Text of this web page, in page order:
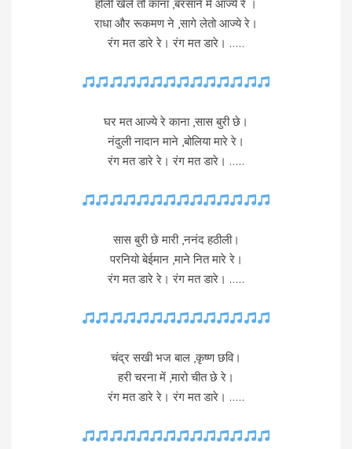
होली खेले तो काना ,बरसाने में आज्ये रे ।
राधा और रूकमण ने ,सागे लेतो आज्ये रे।
रंग मत डारे रे। रंग मत डारे। …..
घर मत आज्ये रे काना ,सास बुरी छे।
नंदुली नादान माने ,बोलिया मारे रे।
रंग मत डारे रे। रंग मत डारे। …..
सास बुरी छे मारी ,ननंद हठीली।
परनियो बेईमान ,माने नित मारे रे।
रंग मत डारे रे। रंग मत डारे। …..
चंद्र सखी भज बाल ,कृष्ण छवि।
हरी चरना में ,मारो चीत छे रे।
रंग मत डारे रे। रंग मत डारे। …..